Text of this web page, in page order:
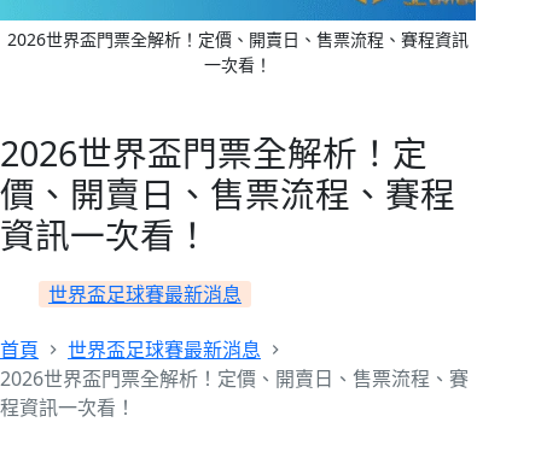
2026世界盃門票全解析！定價、開賣日、售票流程、賽程資訊
一次看！
2026世界盃門票全解析！定
價、開賣日、售票流程、賽程
資訊一次看！
世界盃足球賽最新消息
首頁
世界盃足球賽最新消息
2026世界盃門票全解析！定價、開賣日、售票流程、賽
程資訊一次看！